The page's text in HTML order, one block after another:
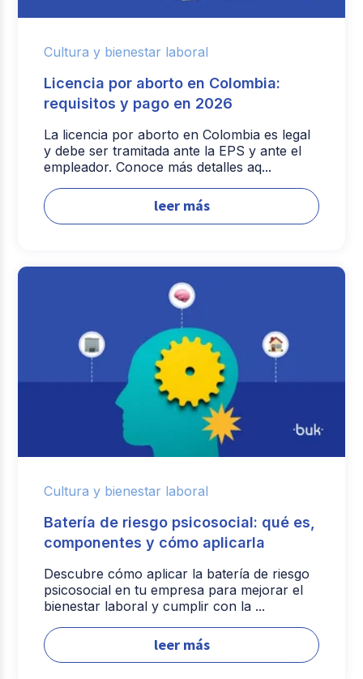
Cultura y bienestar laboral
Licencia por aborto en Colombia:
requisitos y pago en 2026
La licencia por aborto en Colombia es legal
y debe ser tramitada ante la EPS y ante el
empleador. Conoce más detalles aq...
leer más
Cultura y bienestar laboral
Batería de riesgo psicosocial: qué es,
componentes y cómo aplicarla
Descubre cómo aplicar la batería de riesgo
psicosocial en tu empresa para mejorar el
bienestar laboral y cumplir con la ...
leer más